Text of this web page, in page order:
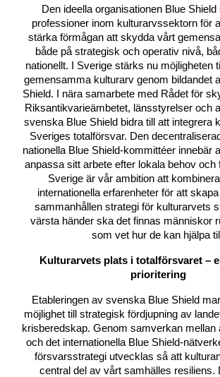
Den ideella organisationen Blue
professioner inom kulturarvssektorn för
stärka förmågan att skydda vårt
både på strategisk och operativ nivå,
nationellt. I Sverige stärks nu möjligheten
gemensamma kulturarv genom bildandet
Shield. I nära samarbete med Rådet för
Riksantikvarieämbetet, länsstyrelser och
svenska Blue Shield bidra till att integrera
Sveriges totalförsvar. Den
nationella Blue Shield-kommittéer innebär
anpassa sitt arbete efter lokala behov och
Sverige är vår ambition att
internationella erfarenheter för att
sammanhållen strategi för kulturarvets
värsta händer ska det finnas människor
som vet hur de kan hjälpa
Kulturarvets plats i totalförsvaret –
prioritering
Etableringen av svenska Blue Shield
möjlighet till strategisk fördjupning av
krisberedskap. Genom samverkan mellan
och det internationella Blue Shield-
försvarsstrategi utvecklas så att
central del av vårt samhälles resiliens.